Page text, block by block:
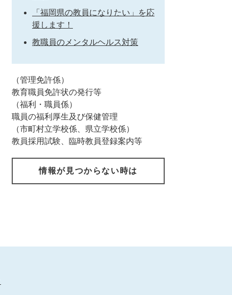
「福岡県の教員になりたい」を応
援します！
教職員のメンタルヘルス対策
（管理免許係）
教育職員免許状の発行等
（福利・職員係）
職員の福利厚生及び保健管理
（市町村立学校係、県立学校係）
教員採用試験、臨時教員登録案内等
情報が見つからない時は